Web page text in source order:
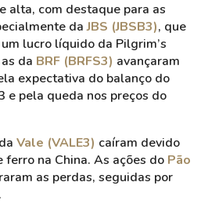
alta, com destaque para as
daJBS (JBSB3), que
lucro líquido da Pilgrim’s
da BRF (BRFS3) avançaram
expectativa do balanço do
pela queda nos preços do
Vale (VALE3) caíram devido
na China. As ações do Pão
as perdas, seguidas por